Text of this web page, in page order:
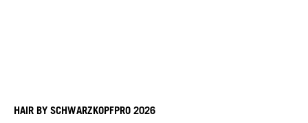
HAIR BY SCHWARZKOPFPRO 2026